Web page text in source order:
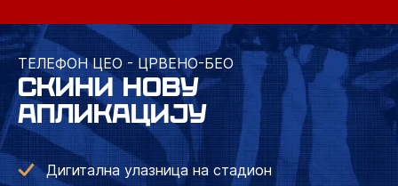
ТЕЛЕФОН ЦЕО - ЦРВЕНО-БЕО
СКИНИ НОВУ
АПЛИКАЦИЈУ
Дигитална улазница на стадион